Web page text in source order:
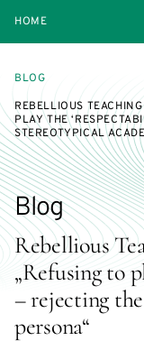
HOME
BLOG
REBELLIOUS
PLAY THE
STEREOTYPICAL
Rebellious
„Refusing to
– rejecting
persona“
Blog